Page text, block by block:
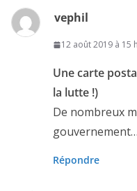
vephil
12 août 2019 à 15
Une carte
la lutte !)
De nombreux
Répondre